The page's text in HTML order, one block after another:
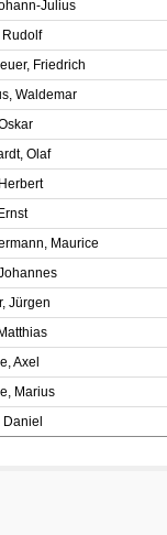
Julius
Rudolf
Friedrich
Waldemar
Olaf
Maurice
Jürgen
Axel
Marius
Daniel